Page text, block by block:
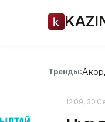
Тренды:
12:09, 30